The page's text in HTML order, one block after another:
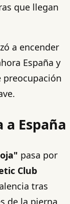
que llegan
a encender
España y
España
pasa por
Club
tras
de la pierna